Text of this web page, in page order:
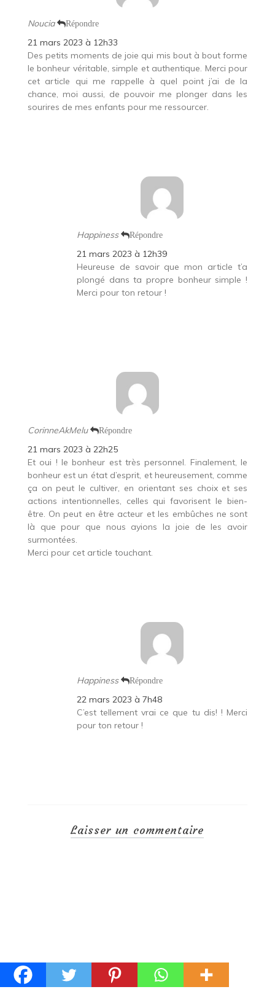
Noucia Répondre
21 mars 2023 à 12h33
Des petits moments de joie qui mis bout à bout forme
le bonheur véritable, simple et authentique. Merci pour
cet article qui me rappelle à quel point j’ai de la
chance, moi aussi, de pouvoir me plonger dans les
sourires de mes enfants pour me ressourcer.
Happiness Répondre
21 mars 2023 à 12h39
Heureuse de savoir que mon article t’a
plongé dans ta propre bonheur simple !
Merci pour ton retour !
CorinneAkMelu Répondre
21 mars 2023 à 22h25
Et oui ! le bonheur est très personnel. Finalement, le
bonheur est un état d’esprit, et heureusement, comme
ça on peut le cultiver, en orientant ses choix et ses
actions intentionnelles, celles qui favorisent le bien-
être. On peut en être acteur et les embûches ne sont
là que pour que nous ayions la joie de les avoir
surmontées.
Merci pour cet article touchant.
Happiness Répondre
22 mars 2023 à 7h48
C’est tellement vrai ce que tu dis! ! Merci
pour ton retour !
Laisser un commentaire